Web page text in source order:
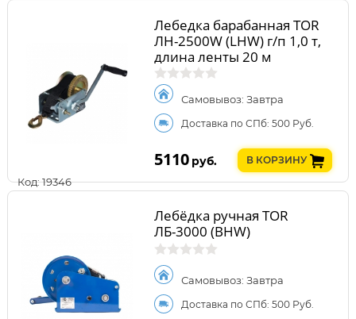
Код: 19346
Лебедка барабанная TOR
ЛН-2500W (LHW) г/п 1,0 т,
длина ленты 20 м
Самовывоз: Завтра
Доставка по СПб: 500 Руб.
5110 руб. В КОРЗИНУ
Лебёдка ручная TOR
ЛБ-3000 (BHW)
Самовывоз: Завтра
Доставка по СПб: 500 Руб.